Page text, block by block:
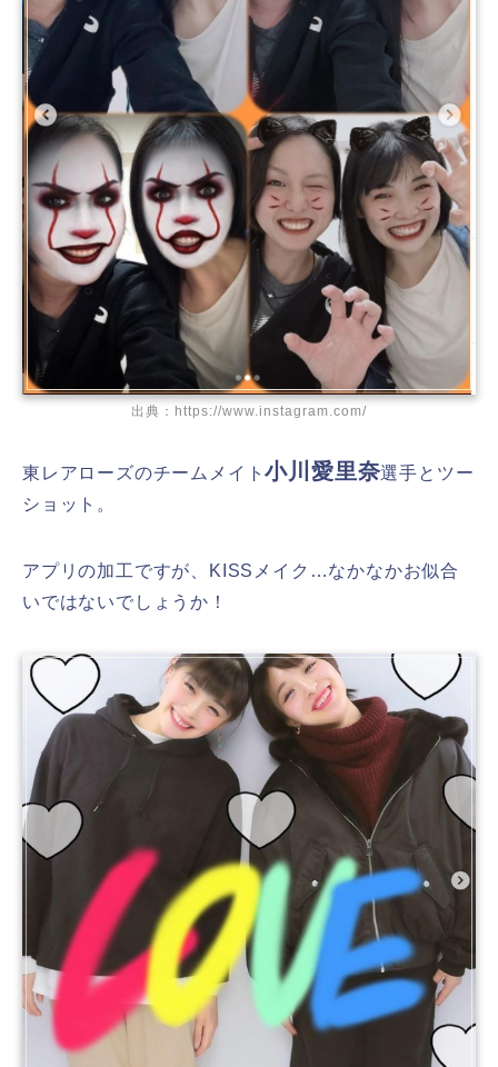
出典：https://www.instagram.com/
東レアローズのチームメイト小川愛里奈選手とツー
ショット。
アプリの加工ですが、KISSメイク…なかなかお似合
いではないでしょうか！